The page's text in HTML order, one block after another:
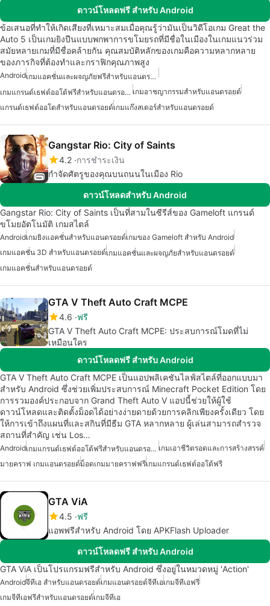
ดาวน์โหลดฟรี สำหรับ Android
ข้อเสนอที่ทำให้เกิดเสียงที่เหมาะสมเมื่อคุณรู้ว่ามันเป็นวิดีโอเกม Great the
Auto 5 เป็นเกมยิงปืนแบบพกพาการขโมยรถที่มีชื่อในเมืองในเกมแนวร่วม
สมัยหลายเกมที่มีชื่อคล้ายกัน คุณสมบัติหลักของเกมคือความหลากหลาย
ของภารกิจที่ต้องทำและกราฟิกคุณภาพสูง
Android
เกมแอคชั่นและผจญภัยฟรีสำหรับแอนดรอยด์
เกมแกรนด์เธฟต์ออโต้ฟรีสำหรับแอนดรอยด์ เกมอาชญากรรมสำหรับแอนดรอยด์
แกรนด์เธฟต์ออโตสำหรับแอนดรอยด์เกมแก๊งสเตอร์สำหรับแอนดรอยด์
Gangstar Rio: City of Saints
4.2 การชำระเงิน
กำจัดศัตรูของคุณบนถนนในเมือง Rio
ดาวน์โหลดสำหรับ Android
Gangstar Rio: City of Saints เป็นที่สามในซีรีส์ของ Gameloft แกรนด์
ขโมยอัตโนมัติ เกมสไตล์
Androidเกมยิงแอคชั่นสำหรับแอนดรอยด์เกมของ Gameloft สำหรับ Android
เกมแอคชั่น 3D สำหรับแอนดรอยด์เกมแอคชั่นและผจญภัยสำหรับแอนดรอยด์
เกมแอคชั่นสำหรับแอนดรอยด์
GTA V Theft Auto Craft MCPE
4.6 ฟรี
GTA V Theft Auto Craft MCPE: ประสบการณ์โมดที่ไม่
เหมือนใคร
ดาวน์โหลดฟรี สำหรับ Android
GTA V Theft Auto Craft MCPE เป็นแอปพลิเคชันไลฟ์สไตล์ที่ออกแบบมา
สำหรับ Android ซึ่งช่วยเพิ่มประสบการณ์ Minecraft Pocket Edition โดย
การรวมองค์ประกอบจาก Grand Theft Auto V แอปนี้ช่วยให้ผู้ใช้
ดาวน์โหลดและติดตั้งม็อดได้อย่างง่ายดายด้วยการคลิกเพียงครั้งเดียว โดย
ให้การเข้าถึงแผนที่และสกินที่มีธีม GTA หลากหลาย ผู้เล่นสามารถสำรวจ
สถานที่สำคัญ เช่น Los…
Android เกมแกรนด์เธฟต์ออโต้ฟรีสำหรับแอนดรอยด์ เกมเอาชีวิตรอดและการสร้างสรรค์
มายคราฟ เกมแอนดรอยด์ม็อดเกมมายคราฟฟรีเกมแกรนด์เธฟต์ออโต้ฟรี
GTA ViA
4.5 ฟรี
แอพฟรีสำหรับ Android โดย APKFlash Uploader
ดาวน์โหลดฟรี สำหรับ Android
GTA ViA เป็นโปรแกรมฟรีสำหรับ Android ซึ่งอยู่ในหมวดหมู่ 'Action'
Androidจีทีเอ สำหรับแอนดรอยด์เกมแอนดรอยด์จีทีเอเกมจีทีเอฟรี
เกมจีทีเอฟรีสำหรับแอนดรอยด์เกมจีทีเอ